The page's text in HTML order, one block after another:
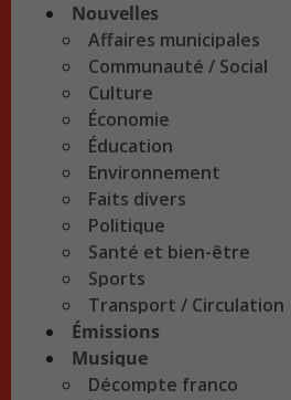
Nouvelles
Affaires municipales
Communauté / Social
Culture
Économie
Éducation
Environnement
Faits divers
Politique
Santé et bien-être
Sports
Transport / Circulation
Émissions
Musique
Décompte franco